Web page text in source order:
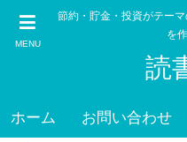
MENU
節約・貯金・投資がテー
を
読
ホーム お問い合わせ